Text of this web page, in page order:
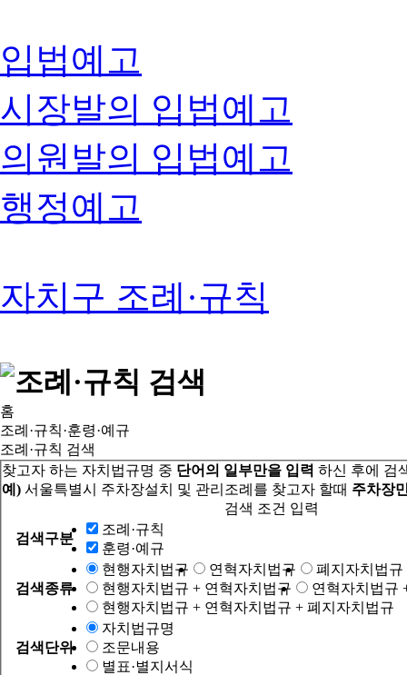
입법예고
시장발의 입법예고
의원발의 입법예고
행정예고
자치구 조례·규칙
홈
조례·규칙·훈령·예규
조례·규칙 검색
찾고자 하는 자치법규명 중 단어의 일부만을 입력 하신 후에 검
예) 서울특별시 주차장설치 및 관리조례를 찾고자 할때 주차장
검색 조건 입력
검색구분
조례·규칙
훈령·예규
검색종류
현행자치법규 연혁자치법규
폐지자치법규
현행자치법규 + 연혁자치법규
연혁자치법규
현행자치법규 + 연혁자치법규 + 폐지자치법규
검색단위
자치법규명
조문내용
별표·별지서식